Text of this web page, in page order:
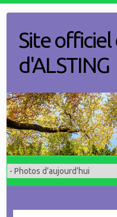
contentSite
d'ALSTING